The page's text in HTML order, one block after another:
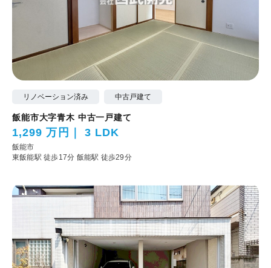
リノベーション済み 中古戸建て
飯能市大字青木 中古一戸建て
1,299 万円 3 LDK
飯能市
東飯能駅 徒歩17分 飯能駅 徒歩29分